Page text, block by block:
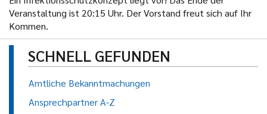
Veranstaltung ist 20:15 Uhr. Der Vorstand freut sich auf Ihr
Kommen.
SCHNELL GEFUNDEN
Amtliche Bekanntmachungen
Ansprechpartner A-Z